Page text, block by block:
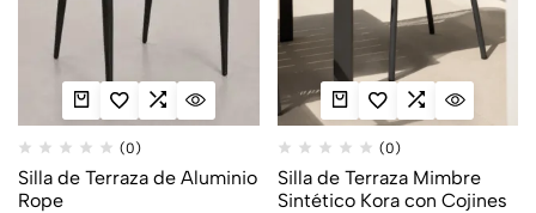
(0)
Silla de Terraza de Aluminio
Rope
(0)
Silla de Terraza Mimbre
Sintético Kora con Cojines